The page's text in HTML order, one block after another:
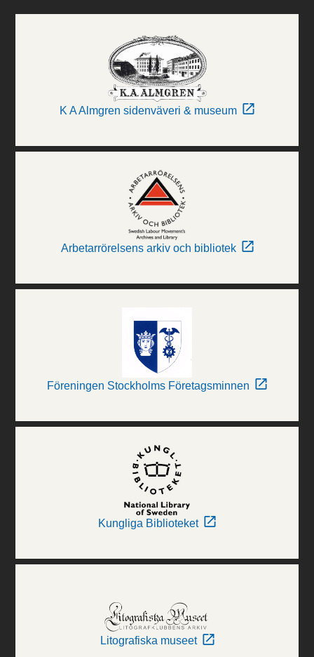
K A Almgren sidenväveri & museum
Arbetarrörelsens arkiv och bibliotek
Föreningen Stockholms Företagsminnen
Kungliga Biblioteket
Litografiska museet